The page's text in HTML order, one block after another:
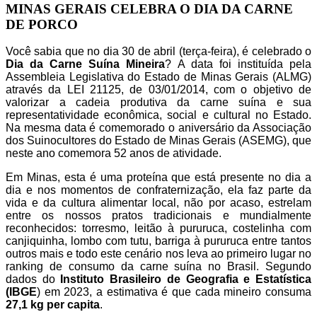
MINAS GERAIS CELEBRA O DIA DA CARNE
DE PORCO
Você sabia que no dia 30 de abril (terça-feira), é celebrado o
Dia da Carne Suína Mineira? A data foi instituída pela
Assembleia Legislativa do Estado de Minas Gerais (ALMG)
através da LEI 21125, de 03/01/2014, com o objetivo de
valorizar a cadeia produtiva da carne suína e sua
representatividade econômica, social e cultural no Estado.
Na mesma data é comemorado o aniversário da Associação
dos Suinocultores do Estado de Minas Gerais (ASEMG), que
neste ano comemora 52 anos de atividade.
Em Minas, esta é uma proteína que está presente no dia a
dia e nos momentos de confraternização, ela faz parte da
vida e da cultura alimentar local, não por acaso, estrelam
entre os nossos pratos tradicionais e mundialmente
reconhecidos: torresmo, leitão à pururuca, costelinha com
canjiquinha, lombo com tutu, barriga à pururuca entre tantos
outros mais e todo este cenário nos leva ao primeiro lugar no
ranking de consumo da carne suína no Brasil. Segundo
dados doInstituto Brasileiro de Geografia e Estatística
(IBGE) em 2023, a estimativa é que cada mineiro consuma
27,1 kg per capita.